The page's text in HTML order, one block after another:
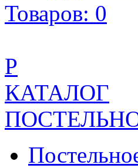
Товаров: 0
Р
КАТАЛОГ